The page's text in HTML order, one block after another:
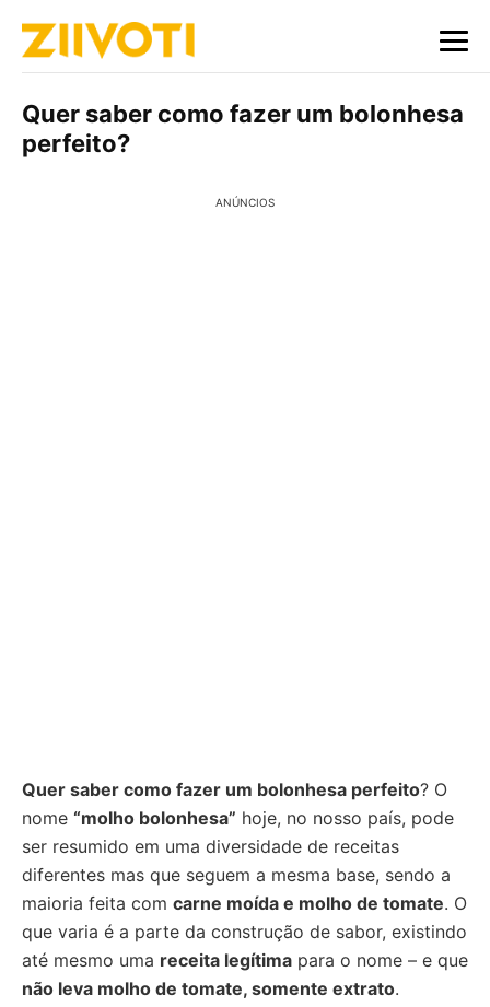
Quer saber como fazer um bolonhesa
perfeito?
ANÚNCIOS
Quer saber como fazer um bolonhesa perfeito? O
nome “molho bolonhesa” hoje, no nosso país, pode
ser resumido em uma diversidade de receitas
diferentes mas que seguem a mesma base, sendo a
maioria feita com carne moída e molho de tomate. O
que varia é a parte da construção de sabor, existindo
até mesmo uma receita legítima para o nome – e que
não leva molho de tomate, somente extrato.